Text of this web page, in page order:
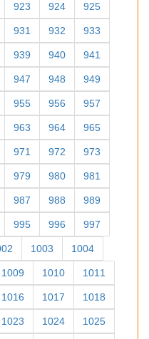
923 924 925
931 932 933
939 940 941
947 948 949
955 956 957
963 964 965
971 972 973
979 980 981
987 988 989
995 996 997
1003 1004
1009 1010 1011
1016 1017 1018
1023 1024 1025